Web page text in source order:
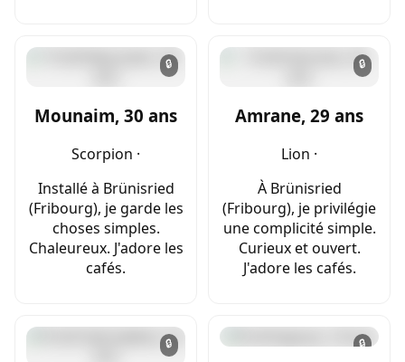
🔒
Mounaim, 30 ans
Scorpion ·
Installé à Brünisried
(Fribourg), je garde les
choses simples.
Chaleureux. J'adore les
cafés.
🔒
Amrane, 29 ans
Lion ·
À Brünisried
(Fribourg), je privilégie
une complicité simple.
Curieux et ouvert.
J'adore les cafés.
🔒 🔒